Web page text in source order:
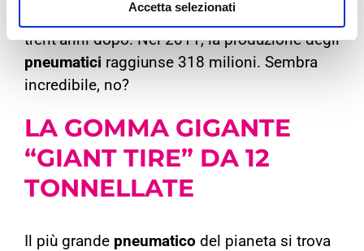
Accetta selezionati
per i suoi giochi di costruzione
trent’anni dopo. Nel 2011, la produzione degli
pneumatici raggiunse 318 milioni. Sembra
incredibile, no?
LA GOMMA GIGANTE
“GIANT TIRE” DA 12
TONNELLATE
Il più grande pneumatico del pianeta si trova